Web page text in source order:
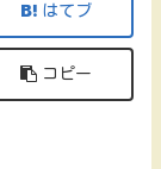
はてブ
コピー